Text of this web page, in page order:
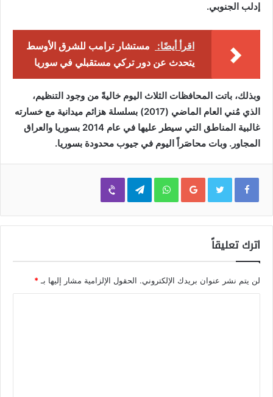
إدلب الجنوبي.
اقرأ أيضًا:
مستشار ترامب للشرق الأوسط
يتحدث عن دور تركي مستقبلي في سوريا
وبذلك، باتت المحافظات الثلاث اليوم خاليةً من وجود التنظيم،
الذي مُني العام الماضي (2017) بسلسلة هزائم ميدانية مع خسارته
غالبية المناطق التي سيطر عليها في عام 2014 بسوريا والعراق
المجاور. وبات محاصَراً اليوم في جيوب محدودة بسوريا.
Google+
WhatsApp
Telegram
Viber
اترك تعليقاً
لن يتم نشر عنوان بريدك الإلكتروني. الحقول الإلزامية مشار إليها بـ*